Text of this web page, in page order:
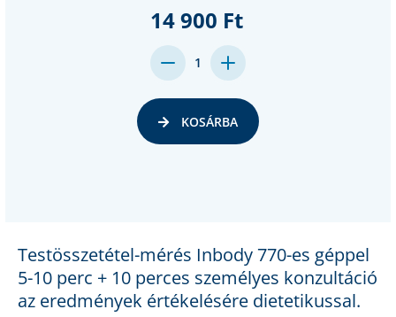
Testösszetétel-mérés Inbody 770-es géppel
5-10 perc + 10 perces személyes konzultáció
az eredmények értékelésére dietetikussal.
14 900 Ft
DECREASE
QUANTITY:
1
INCREASE
QUANTITY:
KOSÁRBA